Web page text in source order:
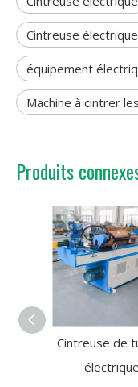
Cintreuse
équipement
Machine à cintrer
Produits
Cintreuse de
électrique